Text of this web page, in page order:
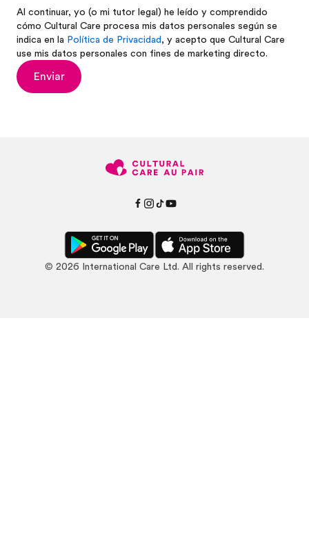
Al continuar, yo (o mi tutor legal) he leído y comprendido
cómo Cultural Care procesa mis datos personales según se
indica en la Política de Privacidad, y acepto que Cultural Care
use mis datos personales con fines de marketing directo.
Enviar
© 2026 International Care Ltd. All rights reserved.